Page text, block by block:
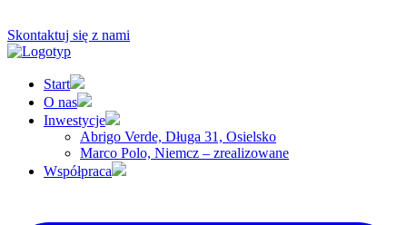
Skontaktuj się z nami
Start
O nas
Inwestycje
Abrigo Verde, Długa 31, Osielsko
Marco Polo, Niemcz – zrealizowane
Współpraca